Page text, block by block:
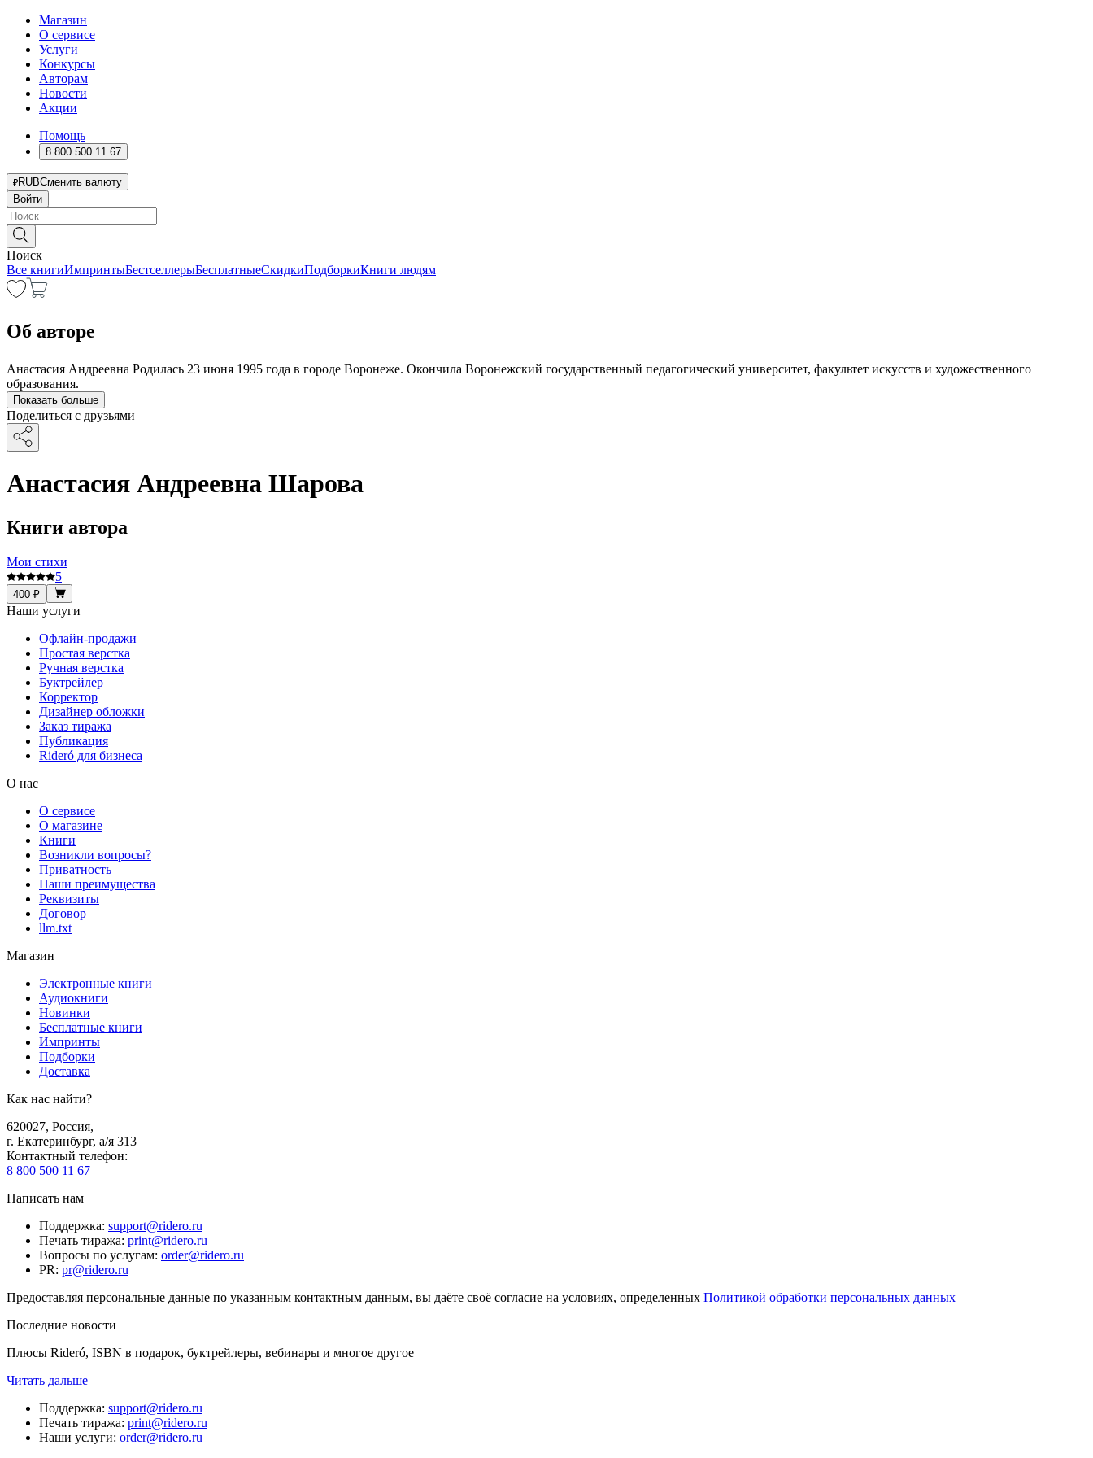
Магазин
О сервисе
Услуги
Конкурсы
Авторам
Новости
Акции
Помощь
8 800 500 11 67
RUBСменить валюту
Войти
Поиск
Все книгиИмпринтыБестселлерыБесплатныеСкидкиПодборкиКниги людям
Об авторе
Анастасия Андреевна Родилась 23 июня 1995 года в городе Воронеже. Окончила Воронежский государственный педагогический университет, факультет искусств и художественного
образования.
Показать больше
Поделиться с друзьями
Анастасия Андреевна Шарова
Книги автора
Мои стихи
5
400 ₽
Наши услуги
Офлайн-продажи
Простая верстка
Ручная верстка
Буктрейлер
Корректор
Дизайнер обложки
Заказ тиража
Публикация
Rideró для бизнеса
О нас
О сервисе
О магазине
Книги
Возникли вопросы?
Приватность
Наши преимущества
Реквизиты
Договор
llm.txt
Магазин
Электронные книги
Аудиокниги
Новинки
Бесплатные книги
Импринты
Подборки
Доставка
Как нас найти?
620027, Россия,
г. Екатеринбург, а/я 313
Контактный телефон:
8 800 500 11 67
Написать нам
Поддержка: support@ridero.ru
Печать тиража: print@ridero.ru
Вопросы по услугам: order@ridero.ru
PR: pr@ridero.ru
Предоставляя персональные данные по указанным контактным данным, вы даёте своё согласие на условиях, определенных Политикой обработки персональных данных
Последние новости
Плюсы Rideró, ISBN в подарок, буктрейлеры, вебинары и многое другое
Читать дальше
Поддержка: support@ridero.ru
Печать тиража: print@ridero.ru
Наши услуги: order@ridero.ru